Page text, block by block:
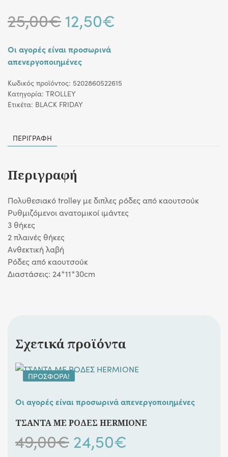
25,00€ Original
price
was:
25,00€.
12,50€
είναι:
Οι αγορές είναι προσωρινά
απενεργοποιημένες
Κωδικός προϊόντος: 5202860522615
Κατηγορία: TROLLEY
Ετικέτα: BLACK FRIDAY
ΠΕΡΙΓΡΑΦΉ
Περιγραφή
Πολυθεσιακό trolley με διπλες ρόδες από καουτσούκ
Ρυθμιζόμενοι ανατομικοί ιμάντες
3 θήκες
2 πλαινές θήκες
Ανθεκτική λαβή
Ρόδες από καουτσούκ
Διαστάσεις: 24*11*30cm
Σχετικά προϊόντα
ΠΡΟΣΦΟΡΆ!
Οι αγορές είναι προσωρινά απενεργοποιημένες
ΤΣΑΝΤΑ ΜΕ ΡΟΔΕΣ HERMIONE
49,00€ Original
24,50€